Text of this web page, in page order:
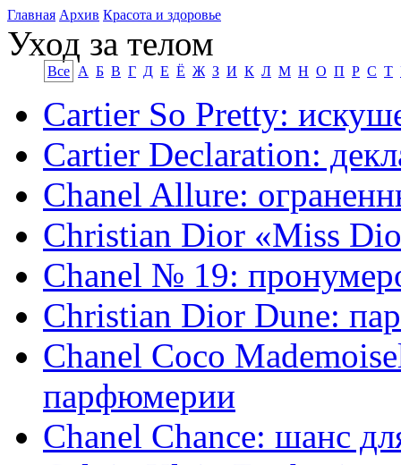
Главная Архив Красота и здоровье
Уход за телом
Все А Б В Г Д Е Ё Ж З И К Л М Н О П Р С Т
Cartier So Pretty:
Cartier Declaration:
Chanel Allure:
Christian Dior «Miss
Chanel № 19:
Christian Dior Dune:
Chanel Coco
парфюмерии
Chanel Chance: шанс